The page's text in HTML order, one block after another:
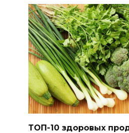
ТОП-10 здоровых